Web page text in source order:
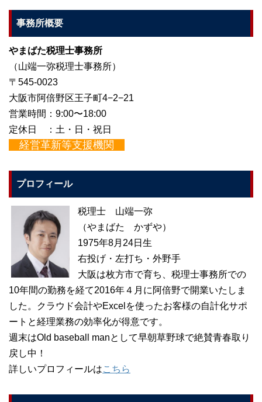
事務所概要
やまばた税理士事務所
（山端一弥税理士事務所）
〒545-0023
大阪市阿倍野区王子町4−2−21
営業時間：9:00〜18:00
定休日 ：土・日・祝日
経営革新等支援機関
プロフィール
税理士 山端一弥
（やまばた かずや）
1975年8月24日生
右投げ・左打ち・外野手
大阪は枚方市で育ち、税理士事務所での
10年間の勤務を経て2016年４月に阿倍野で開業いたしま
した。クラウド会計やExcelを使ったお客様の自計化サポ
ートと経理業務の効率化が得意です。
週末はOld baseball manとして早朝草野球で絶賛青春取り
戻し中！
詳しいプロフィールはこちら